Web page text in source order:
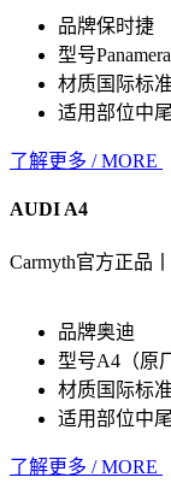
品牌保时捷
型号
材质国际标
适用部位中
了解更多 / MORE
AUDI A4
Carmyth官方正品
品牌奥迪
型号A4（原
材质国际标
适用部位中
了解更多 / MORE